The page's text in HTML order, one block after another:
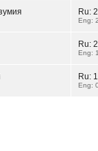
Ru:
Eng:
Ru:
Eng:
Ru:
Eng: